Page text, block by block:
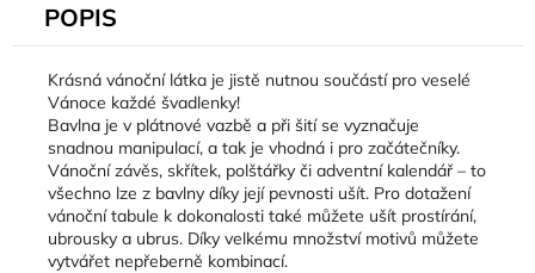
POPIS
Krásná vánoční látka je jistě nutnou součástí pro veselé
Vánoce každé švadlenky!
Bavlna je v plátnové vazbě a při šití se vyznačuje
snadnou manipulací, a tak je vhodná i pro začátečníky.
Vánoční závěs, skřítek, polštářky či adventní kalendář – to
všechno lze z bavlny díky její pevnosti ušít. Pro dotažení
vánoční tabule k dokonalosti také můžete ušít prostírání,
ubrousky a ubrus. Díky velkému množství motivů můžete
vytvářet nepřeberně kombinací.